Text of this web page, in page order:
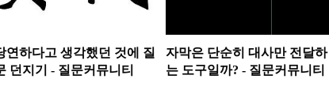
연하다고 생각했던 것에 질
던지기 - 질문커뮤니티
자막은 단순히 대사만 전달하
는 도구일까? - 질문커뮤니티